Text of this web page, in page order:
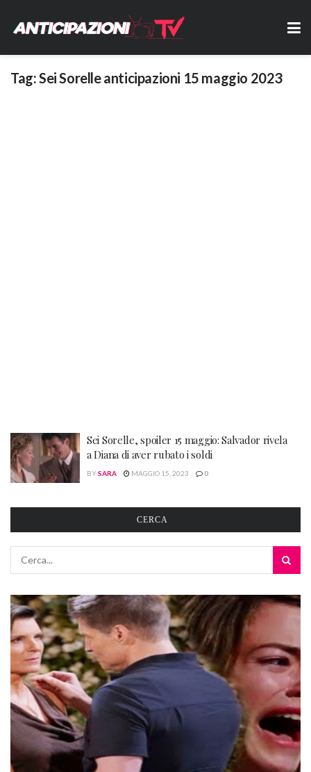
Tag:Sei Sorelle anticipazioni 15 maggio 2023
Sei Sorelle, spoiler 15 maggio: Salvador rivela
a Diana di aver rubato i soldi
BYSARA MAGGIO 15, 2023 0
CERCA